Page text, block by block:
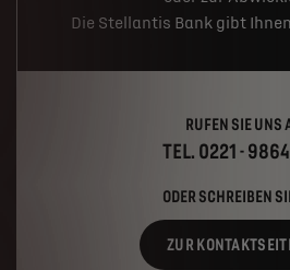
Die Stellantis Bank gibt
RUFEN SIE UNS
TEL. 0221 -
ODER SCHREIBEN
ZUR